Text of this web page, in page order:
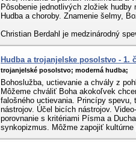
Pôsobenie jednotlivých zložiek
Hudba a choroby. Znamenie šelmy,
Christian Berdahl je medzinárodný
Hudba a trojanjelske posolstvo - 1.
trojanjelské posolstvo; moderná hudba;
Bohoslužba, uctievanie a chvály z
Môžeme chváliť Boha akokoľvek
falošného uctievania. Princípy spevu,
nástrojov. Účel bicích nástrojov.
porovnanie s kritériami Písma a
synkopizmus. Môžme zapojiť kultúrne